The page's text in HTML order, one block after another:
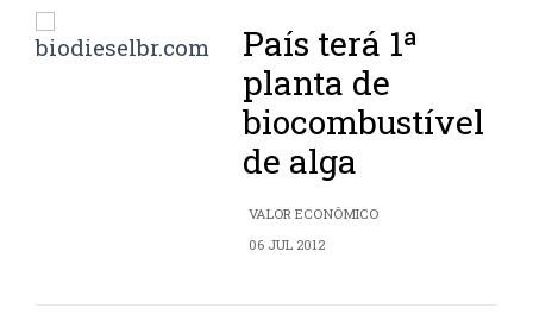
País terá 1ª
planta de
biocombustível
de alga
VALOR ECONÔMICO
06 JUL 2012